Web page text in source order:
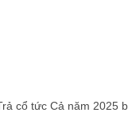
cổ tức Cả năm 2025